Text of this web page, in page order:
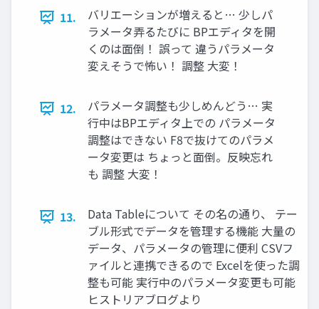
11.
バリエーションが増えると… 少しパ
ラメータ弄るたびに BPエディタを開
くのは面倒！ 誤って 違うパラメータ
変えそうで怖い！ 調整 大変！
12.
パラメータ調整も少しめんどう… 実
行中はBPエディタ上での パラメータ
調整はできない F8で抜けてのパラメ
ータ変更は ちょっと面倒。反映忘れ
も 調整 大変！
13.
Data Tableについて その名の通り、 テー
ブル形式でデータを管理する機能 大量の
データ、パラメータの管理に便利 CSVフ
ァイルと連携できるので Excelを使った調
整も可能 実行中のパラメータ変更も可能
ヒストリアブログより